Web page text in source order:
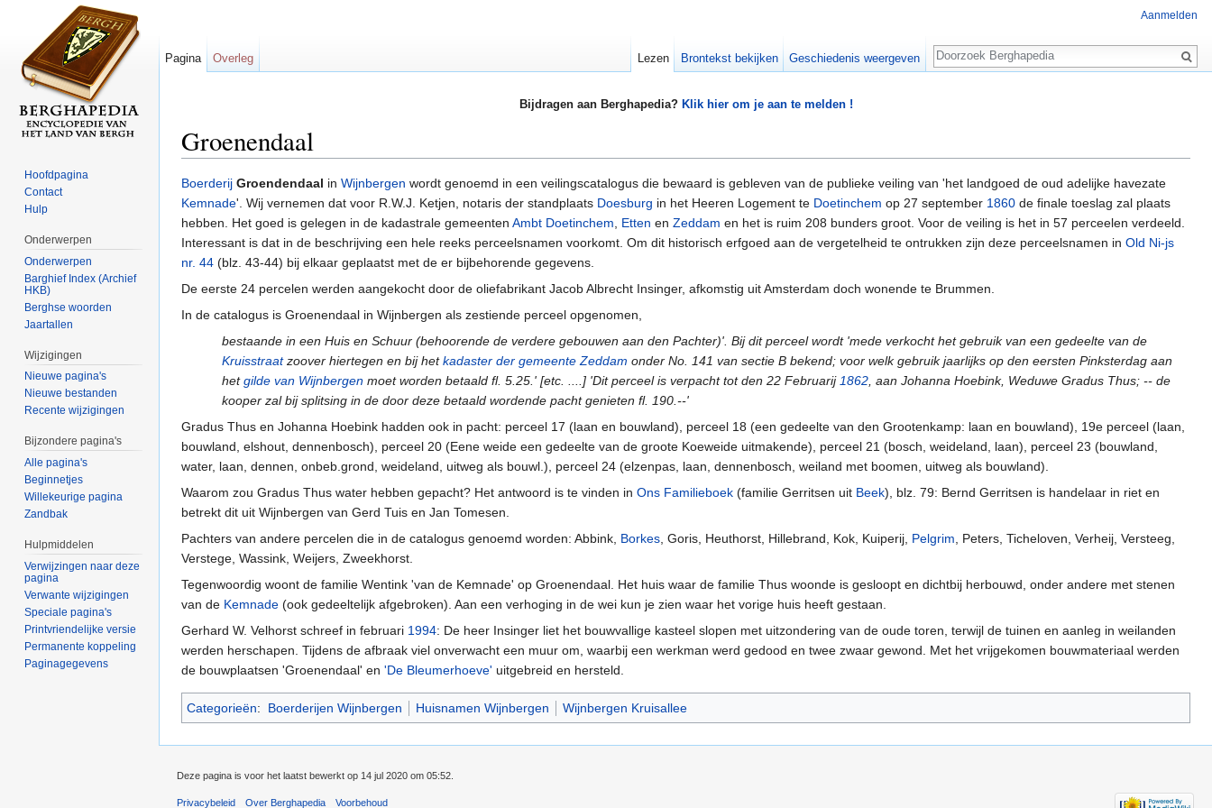
Bijdragen aan Berghapedia? Klik hier om je aan te melden !
Groenendaal
Boerderij Groendendaal in Wijnbergen wordt genoemd in een veilingscatalogus die bewaard is gebleven van de publieke veiling van 'het landgoed de oud adelijke havezate
Kemnade'. Wij vernemen dat voor R.W.J. Ketjen, notaris der standplaats Doesburg in het Heeren Logement te Doetinchem op 27 september 1860 de finale toeslag zal plaats
hebben. Het goed is gelegen in de kadastrale gemeenten Ambt Doetinchem, Etten en Zeddam en het is ruim 208 bunders groot. Voor de veiling is het in 57 perceelen verdeeld.
Interessant is dat in de beschrijving een hele reeks perceelsnamen voorkomt. Om dit historisch erfgoed aan de vergetelheid te ontrukken zijn deze perceelsnamen in Old Ni-js
nr. 44 (blz. 43-44) bij elkaar geplaatst met de er bijbehorende gegevens.
De eerste 24 percelen werden aangekocht door de oliefabrikant Jacob Albrecht Insinger, afkomstig uit Amsterdam doch wonende te Brummen.
In de catalogus is Groenendaal in Wijnbergen als zestiende perceel opgenomen,
bestaande in een Huis en Schuur (behoorende de verdere gebouwen aan den Pachter)'. Bij dit perceel wordt 'mede verkocht het gebruik van een gedeelte van de
Kruisstraatzoover hiertegen en bij hetkadaster der gemeente Zeddam onder No. 141 van sectie B bekend; voor welk gebruik jaarlijks op den eersten Pinksterdag aan
hetgilde van Wijnbergenmoet worden betaald fl. 5.25.' [etc. ....] 'Dit perceel is verpacht tot den 22 Februarij1862, aan Johanna Hoebink, Weduwe Gradus Thus; -- de
kooper zal bij splitsing in de door deze betaald wordende pacht genieten fl. 190.--'
Gradus Thus en Johanna Hoebink hadden ook in pacht: perceel 17 (laan en bouwland), perceel 18 (een gedeelte van den Grootenkamp: laan en bouwland), 19e perceel (laan,
bouwland, elshout, dennenbosch), perceel 20 (Eene weide een gedeelte van de groote Koeweide uitmakende), perceel 21 (bosch, weideland, laan), perceel 23 (bouwland,
water, laan, dennen, onbeb.grond, weideland, uitweg als bouwl.), perceel 24 (elzenpas, laan, dennenbosch, weiland met boomen, uitweg als bouwland).
Waarom zou Gradus Thus water hebben gepacht? Het antwoord is te vinden in Ons Familieboek (familie Gerritsen uit Beek), blz. 79: Bernd Gerritsen is handelaar in riet en
betrekt dit uit Wijnbergen van Gerd Tuis en Jan Tomesen.
Pachters van andere percelen die in de catalogus genoemd worden: Abbink, Borkes, Goris, Heuthorst, Hillebrand, Kok, Kuiperij, Pelgrim, Peters, Ticheloven, Verheij, Versteeg,
Verstege, Wassink, Weijers, Zweekhorst.
Tegenwoordig woont de familie Wentink 'van de Kemnade' op Groenendaal. Het huis waar de familie Thus woonde is gesloopt en dichtbij herbouwd, onder andere met stenen
van de Kemnade (ook gedeeltelijk afgebroken). Aan een verhoging in de wei kun je zien waar het vorige huis heeft gestaan.
Gerhard W. Velhorst schreef in februari 1994: De heer Insinger liet het bouwvallige kasteel slopen met uitzondering van de oude toren, terwijl de tuinen en aanleg in weilanden
werden herschapen. Tijdens de afbraak viel onverwacht een muur om, waarbij een werkman werd gedood en twee zwaar gewond. Met het vrijgekomen bouwmateriaal werden
de bouwplaatsen 'Groenendaal' en 'De Bleumerhoeve' uitgebreid en hersteld.
Categorieën: Boerderijen Wijnbergen Huisnamen Wijnbergen Wijnbergen Kruisallee
Aanmelden
Pagina Overleg Lezen Brontekst bekijken Geschiedenis weergeven
Zoeken
Hoofdpagina
Contact
Hulp
Onderwerpen
Onderwerpen
Barghief Index (Archief
HKB)
Berghse woorden
Jaartallen
Wijzigingen
Nieuwe pagina's
Nieuwe bestanden
Recente wijzigingen
Bijzondere pagina's
Alle pagina's
Beginnetjes
Willekeurige pagina
Zandbak
Hulpmiddelen
Verwijzingen naar deze
pagina
Verwante wijzigingen
Speciale pagina's
Printvriendelijke versie
Permanente koppeling
Paginagegevens
Deze pagina is voor het laatst bewerkt op 14 jul 2020 om 05:52.
Privacybeleid Over Berghapedia Voorbehoud